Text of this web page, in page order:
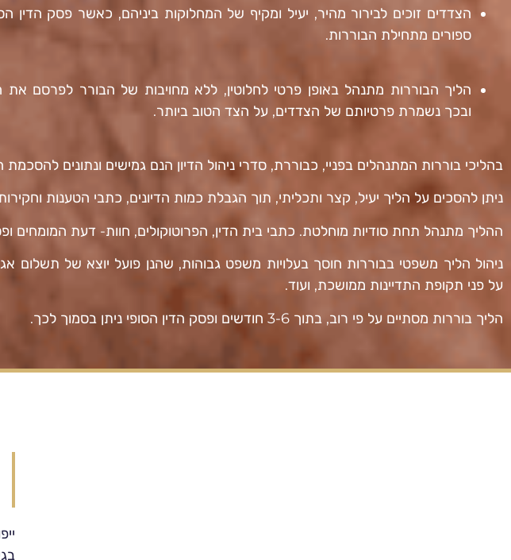
הצדדים זוכים לבירור מהיר, יעיל ומקיף של המחלוקות ביניהם, כאשר פסק הדין
ספורים מתחילת הבוררות.
הליך הבוררות מתנהלבאופן פרטי לחלוטין, ללא מחויבות של הבורר לפרסם את
ובכך נשמרת פרטיותם של הצדדים, על הצד הטוב ביותר.
בהליכי בוררות המתנהלים בפניי, כבוררת, סדרי ניהול הדיון הנם גמישים ונתונים להסכמת
ניתן להסכים על הליך יעיל, קצר ותכליתי, תוך הגבלת כמות הדיונים, כתבי הטענות
ההליך מתנהל תחת סודיות מוחלטת. כתבי בית הדין, הפרוטוקולים, חוות- דעת המומחים
ניהול הליך משפטי בבוררות חוסך בעלויות משפט גבוהות, שהנן פועל יוצא של תשלום
על פני תקופת התדיינות ממושכת, ועוד.
הליך בוררות מסתיים על פי רוב, בתוך 3-6 חודשים ופסק הדין הסופי ניתן בסמוך לכך
.